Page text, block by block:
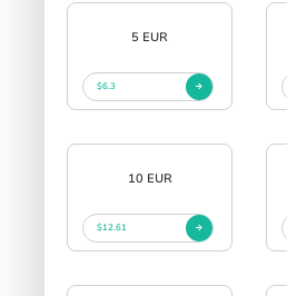
5 EUR
$6.3
10 EUR
$12.61